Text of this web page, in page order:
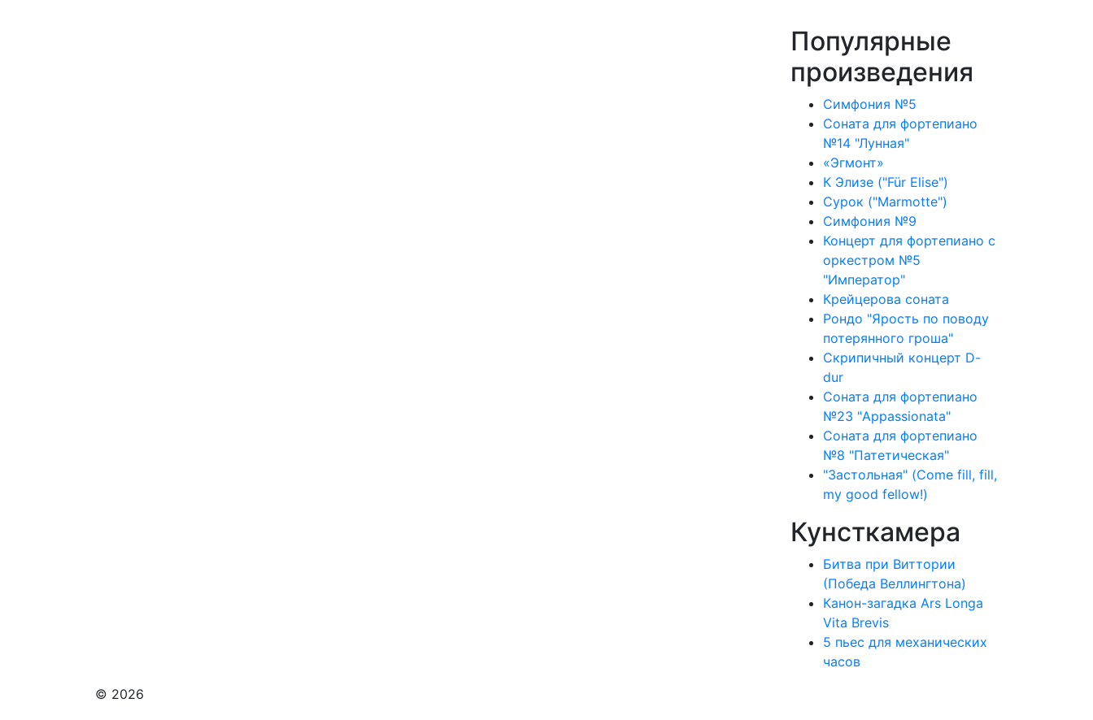
Популярные
произведения
Симфония №5
Соната для фортепиано
№14 "Лунная"
«Эгмонт»
К Элизе ("Für Elise")
Сурок ("Marmotte")
Симфония №9
Концерт для фортепиано с
оркестром №5
"Император"
Крейцерова соната
Рондо "Ярость по поводу
потерянного гроша"
Скрипичный концерт D-
dur
Соната для фортепиано
№23 "Appassionata"
Соната для фортепиано
№8 "Патетическая"
"Застольная" (Come fill, fill,
my good fellow!)
Кунсткамера
Битва при Виттории
(Победа Веллингтона)
Канон-загадка Ars Longa
Vita Brevis
5 пьес для механических
часов
© 2026